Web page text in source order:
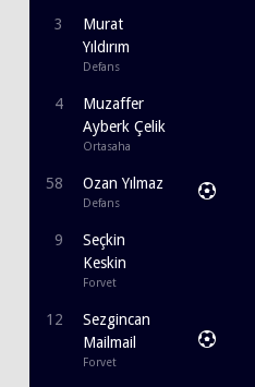
3
Murat
Yıldırım
Defans
4
Muzaffer
Ayberk Çelik
Ortasaha
58 Ozan Yılmaz
Defans
9
Seçkin
Keskin
Forvet
12
Sezgincan
Mailmail
Forvet